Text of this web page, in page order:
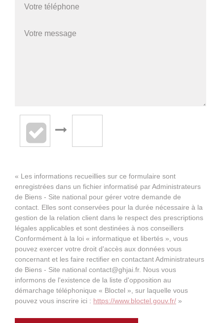
« Les informations recueillies sur ce formulaire sont
enregistrées dans un fichier informatisé par Administrateurs
de Biens - Site national pour gérer votre demande de
contact. Elles sont conservées pour la durée nécessaire à la
gestion de la relation client dans le respect des prescriptions
légales applicables et sont destinées à nos conseillers
Conformément à la loi « informatique et libertés », vous
pouvez exercer votre droit d'accès aux données vous
concernant et les faire rectifier en contactant Administrateurs
de Biens - Site national contact@ghjai.fr. Nous vous
informons de l'existence de la liste d'opposition au
démarchage téléphonique « Bloctel », sur laquelle vous
pouvez vous inscrire ici : https://www.bloctel.gouv.fr/ »